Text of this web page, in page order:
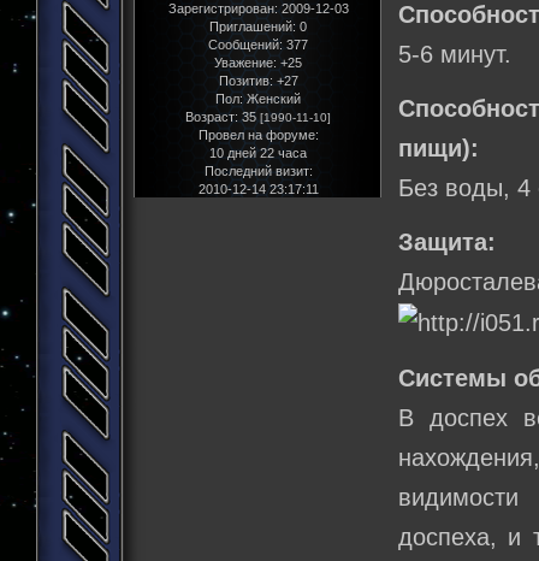
Зарегистрирован: 2009-12-03
Приглашений: 0
Сообщений: 377
Уважение: +25
Позитив: +27
Пол:Женский
Возраст: 35 [1990-11-10]
Провел на форуме:
10 дней 22 часа
Последний визит:
2010-12-14 23:17:11
5-6 минут.
пищи):
Без воды, 4
Защита:
Системы
В доспех
доспеха, и